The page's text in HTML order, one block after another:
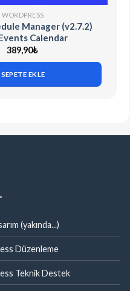
WORDPRESS
Manager (v2.7.2)
Calendar
389,90₺
SEPETE EKLE
(yakında...)
Düzenleme
Teknik Destek